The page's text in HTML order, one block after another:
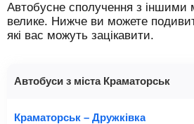
Автобусне сполучення з іншими
велике. Нижче ви можете
які вас можуть зацікавити.
Автобуси з міста Краматорськ
Краматорськ – Дружківка